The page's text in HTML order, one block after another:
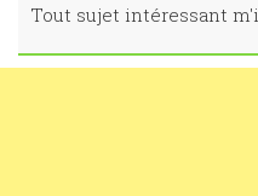
Tout sujet intéressant